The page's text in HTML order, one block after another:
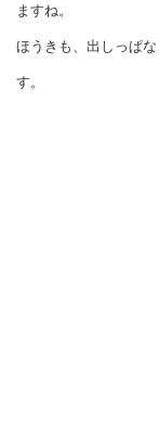
ますね。
ほうきも、出しっぱ
す。